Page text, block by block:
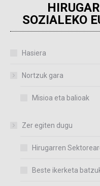
SOZIALEKO
Hasiera
Nortzuk gara
Misioa eta balioak
Zer egiten dugu
Hirugarren
Beste ikerketa